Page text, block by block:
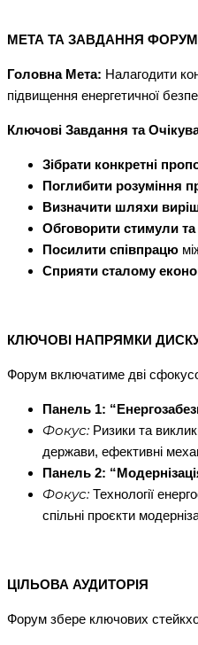
МЕТА ТА ЗАВДАННЯ
Головна Мета: Налагодити
підвищення енергетичної
Ключові Завдання та
Зібрати конкретні
Поглибити розуміння
Визначити шляхи
Обговорити стимули та
Посилити співпрацю
Сприяти сталому
КЛЮЧОВІ НАПРЯМКИ
Форум включатиме дві
Панель 1:
Фокус: Ризики та
держави, ефективні
Панель 2:
Фокус: Технології
спільні проєкти
ЦІЛЬОВА АУДИТОРІЯ
Форум збере ключових